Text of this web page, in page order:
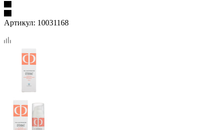
Артикул: 10031168